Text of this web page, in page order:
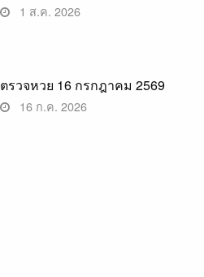
1 ส.ค. 2026
ตรวจหวย 16 กรกฎาคม 2569
16 ก.ค. 2026